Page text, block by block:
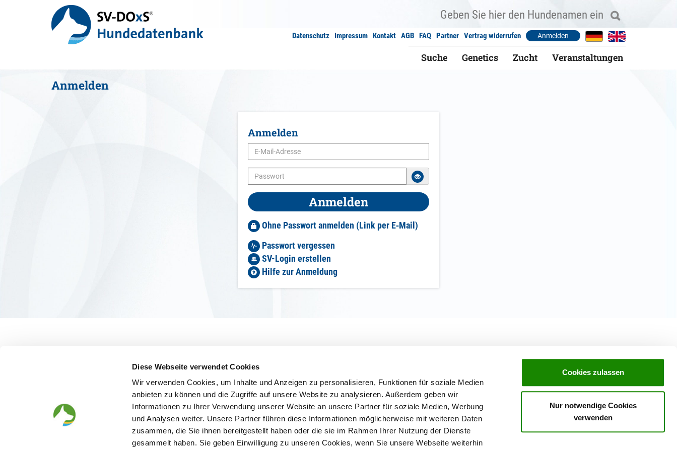
Diese Webseite verwendet Cookies
Wir verwenden Cookies, um Inhalte und Anzeigen zu personalisieren, Funktionen für soziale Medien
anbieten zu können und die Zugriffe auf unsere Website zu analysieren. Außerdem geben wir
Informationen zu Ihrer Verwendung unserer Website an unsere Partner für soziale Medien, Werbung
und Analysen weiter. Unsere Partner führen diese Informationen möglicherweise mit weiteren Daten
zusammen, die Sie ihnen bereitgestellt haben oder die sie im Rahmen Ihrer Nutzung der Dienste
gesammelt haben. Sie geben Einwilligung zu unseren Cookies, wenn Sie unsere Webseite weiterhin
Cookies zulassen
Nur notwendige Cookies
verwenden
Datenschutz Impressum Kontakt AGB FAQ Partner Vertrag widerrufen Anmelden
Suche Genetics Zucht Veranstaltungen
Anmelden
Anmelden
Anmelden
Ohne Passwort anmelden (Link per E‑Mail)
Passwort vergessen
SV-Login erstellen
Hilfe zur Anmeldung
© 2026 - Verein für Deutsche Schäferhunde (SV) e.V.